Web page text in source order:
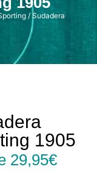
/ Sudadera
1905
29,95€